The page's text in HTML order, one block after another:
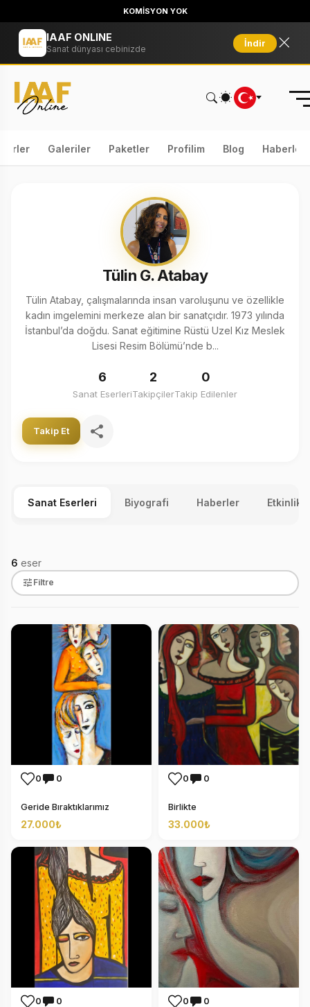
KOMİSYON YOK
IAAF ONLINE
Sanat dünyası cebinizde
İndir
Galeriler Paketler Profilim Blog Haberler
Tülin G. Atabay
Tülin Atabay, çalışmalarında insan varoluşunu ve özellikle
kadın imgelemini merkeze alan bir sanatçıdır. 1973 yılında
İstanbul’da doğdu. Sanat eğitimine Rüstü Uzel Kız Meslek
Lisesi Resim Bölümü’nde b...
6
Sanat Eserleri
2
Takipçiler
0
Takip Edilenler
Takip Et
Sanat Eserleri Biyografi Haberler
6 eser
Filtre
0 0
Geride Bıraktıklarımız
27.000₺
0 0
Birlikte
33.000₺
0 0 0 0